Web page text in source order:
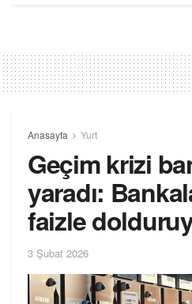
Anasayfa Yurt
Geçim krizi
yaradı:
faizle
3 Şubat 2026